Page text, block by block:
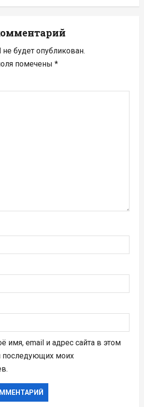
будет опубликован.
помечены *
имя, email и адрес сайта в этом
последующих моих